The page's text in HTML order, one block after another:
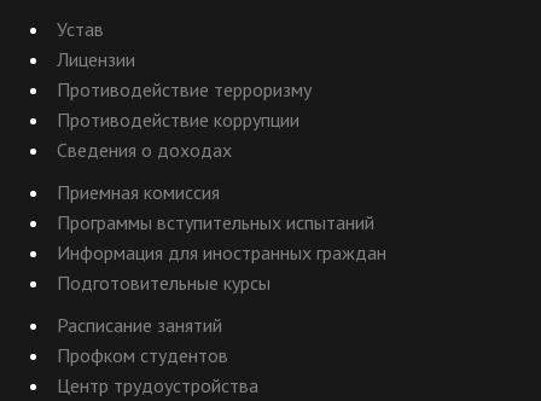
Устав
Лицензии
Противодействие терроризму
Противодействие коррупции
Сведения о доходах
Приемная комиссия
Программы вступительных испытаний
Информация для иностранных граждан
Подготовительные курсы
Расписание занятий
Профком студентов
Центр трудоустройства